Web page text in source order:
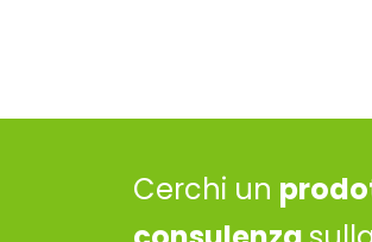
Cerchi un